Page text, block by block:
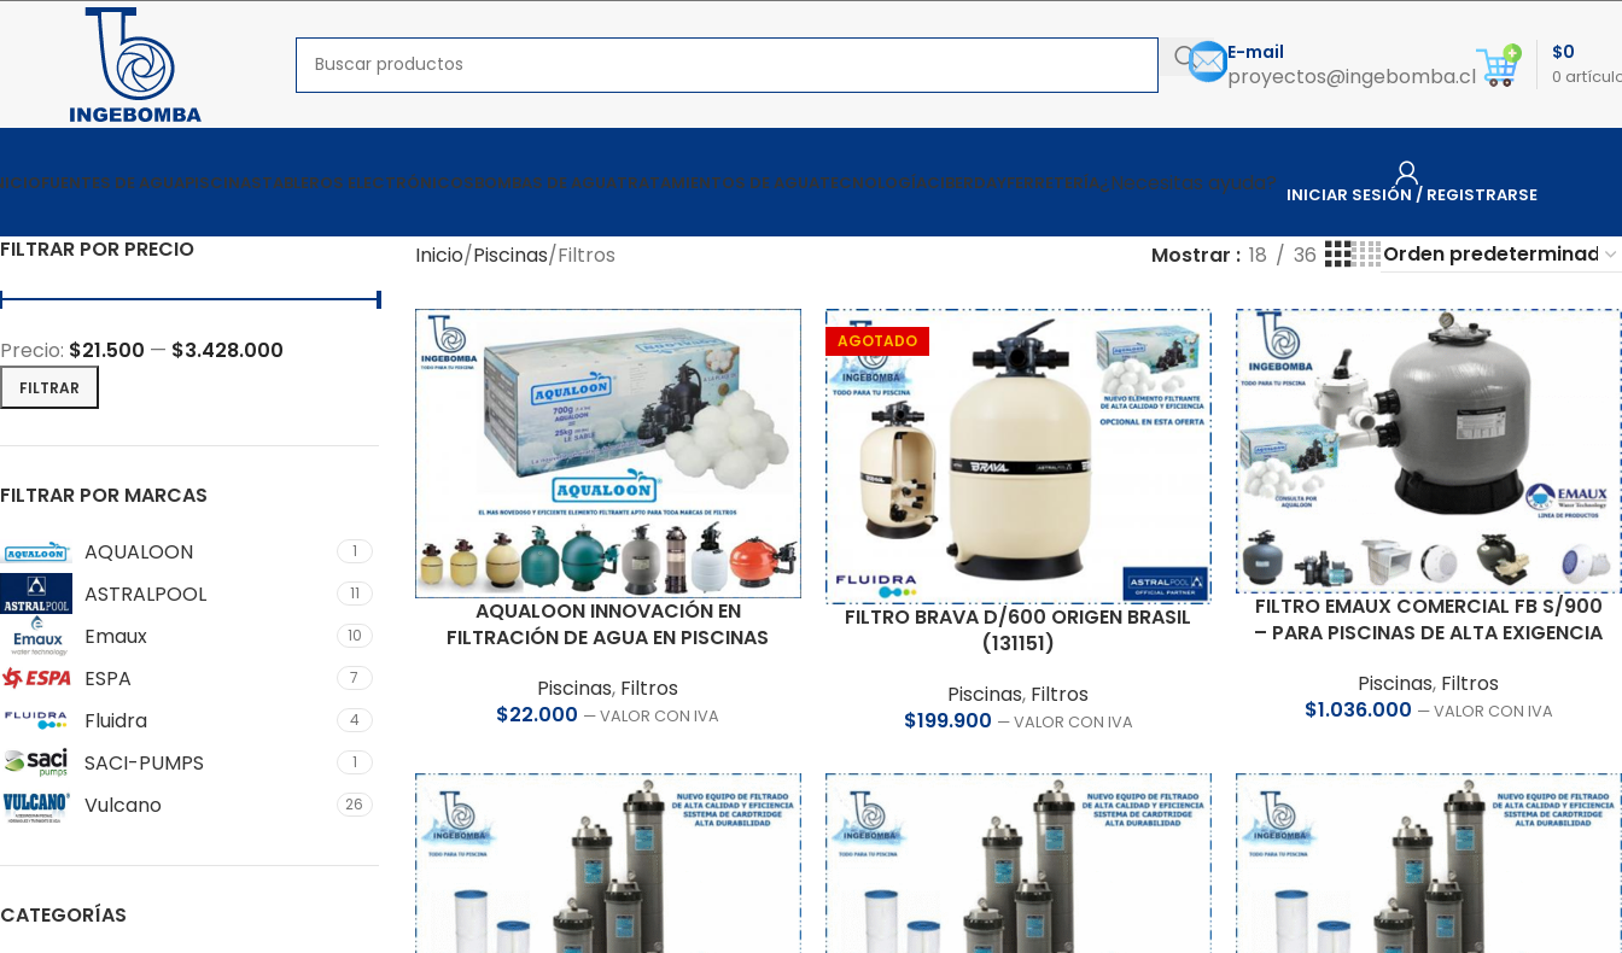
E-mail
proyectos@ingebomba.cl 0
$0
FUENTES DE AGUAPISCINASTABLEROS ELECTRÓNICOSBOMBAS DE AGUATRATAMIENTOS DE AGUATECNOLOGÍACIBERDAYFERRETERÍA¿Necesitas ayuda? INICIAR SESIÓN / REGISTRARSE
FILTRAR POR PRECIO
FILTRAR
Precio: $21.500 — $3.428.000
FILTRAR POR MARCAS
AQUALOON 1
ASTRALPOOL 11
Emaux 10
ESPA 7
Fluidra 4
SACI-PUMPS 1
Vulcano 26
CATEGORÍAS
Inicio Piscinas Filtros Mostrar 18 36
AQUALOON INNOVACIÓN EN
FILTRACIÓN DE AGUA EN PISCINAS
Piscinas, Filtros
$22.000 — VALOR CON IVA
AGOTADO
FILTRO BRAVA D/600 ORIGEN BRASIL
(131151)
Piscinas, Filtros
$199.900 — VALOR CON IVA
FILTRO EMAUX COMERCIAL FB S/900
– PARA PISCINAS DE ALTA EXIGENCIA
Piscinas, Filtros
$1.036.000 — VALOR CON IVA